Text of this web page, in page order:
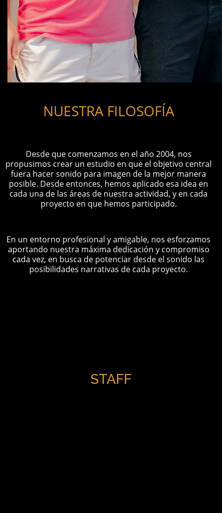
NUESTRA FILOSOFÍA
Desde que comenzamos en el año 2004, nos
propusimos crear un estudio en que el objetivo central
fuera hacer sonido para imagen de la mejor manera
posible. Desde entonces, hemos aplicado esa idea en
cada una de las áreas de nuestra actividad, y en cada
proyecto en que hemos participado.
En un entorno profesional y amigable, nos esforzamos
aportando nuestra máxima dedicación y compromiso
cada vez, en busca de potenciar desde el sonido las
posibilidades narrativas de cada proyecto.
STAFF